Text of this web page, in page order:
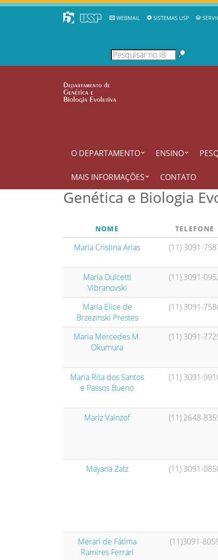
WEBMAIL SISTEMAS USP
O DEPARTAMENTO ENSINO
MAIS INFORMAÇÕES CONTATO
Genética e Biologia
NOME TELEFONE
Maria Cristina Arias (11) 3091-
Maria Dulcetti
Vibranovski
(11) 3091-
Maria Elice de
Brzezinski Prestes
(11) 3091-
Maria Mercedes M.
Okumura
(11) 3091-
Maria Rita dos Santos
e Passos Bueno
(11) 3091-
Mariz Vainzof (11) 2648-
Mayana Zatz (11) 3091-
Merari de Fátima
Ramires Ferrari
(11)3091-